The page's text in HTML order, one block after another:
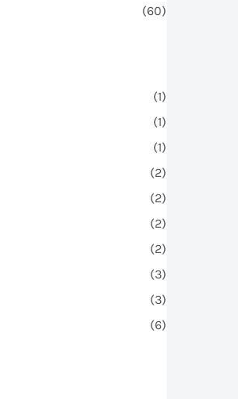
(60)
(1)
(1)
(1)
(2)
(2)
(2)
(2)
(3)
(3)
(6)